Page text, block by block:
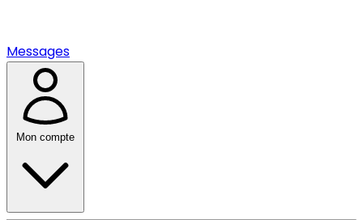
Messages
Mon compte